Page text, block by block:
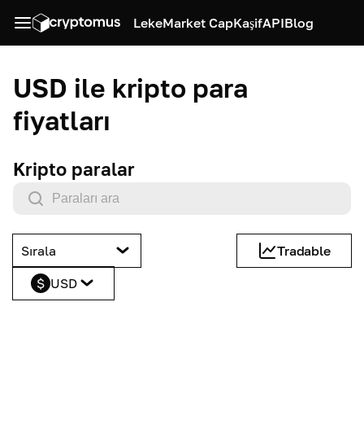
LekeMarket CapKaşifAPIBlog
USD ile kripto para
fiyatları
Kripto paralar
Sırala
$ USD
Tradable